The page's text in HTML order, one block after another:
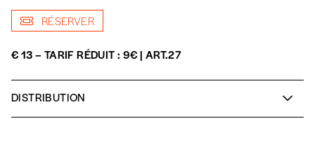
INSCRIPTION
Abonnement
1 an = 5 numéros
20€*/an
RÉSERVER
€ 13 – TARIF RÉDUIT : 9€ | ART.27
DISTRIBUTION
Akram Ben Romdhaneoud